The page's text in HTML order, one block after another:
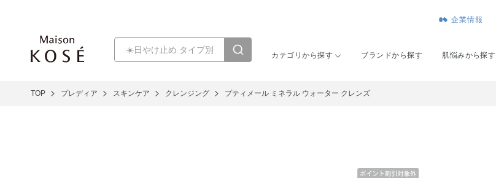
企業情報
カテゴリから探す ブランドから探す 肌悩みから探す
TOP プレディア スキンケア クレンジング プティメール ミネラル ウォーター クレンズ